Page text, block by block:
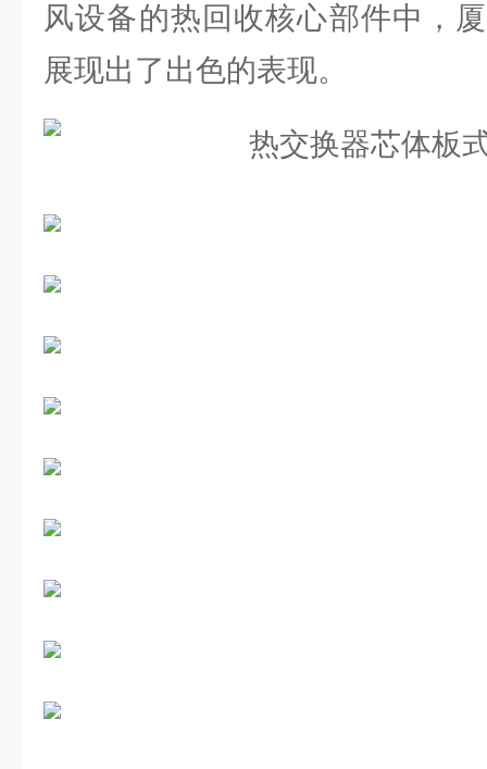
风设备的热回收核心部件中，
展现出了出色的表现。